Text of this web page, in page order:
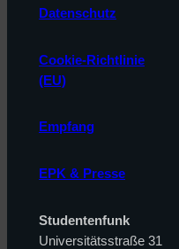
Datenschutz
Cookie-Richtlinie
(EU)
Empfang
EPK & Presse
Studentenfunk
Universitätsstraße 31